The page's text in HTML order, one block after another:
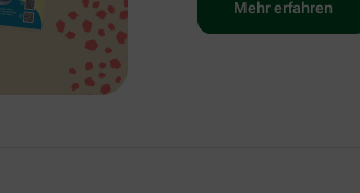
Mehr erfahren